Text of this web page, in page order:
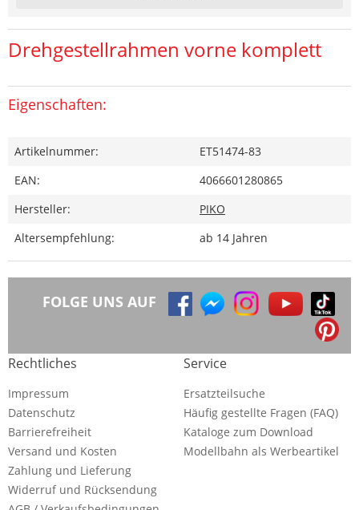
Drehgestellrahmen vorne komplett
Eigenschaften:
Artikelnummer:
ET51474-83
EAN:
4066601280865
Hersteller:
PIKO
Altersempfehlung:
ab 14 Jahren
FOLGE UNS AUF
Rechtliches
Impressum
Datenschutz
Barrierefreiheit
Versand und Kosten
Zahlung und Lieferung
Widerruf und Rücksendung
Service
Ersatzteilsuche
Häufig gestellte Fragen (FAQ)
Kataloge zum Download
Modellbahn als Werbeartikel